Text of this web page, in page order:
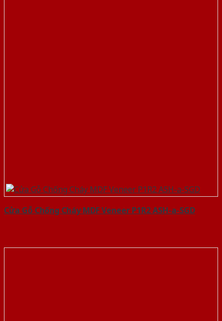
Cửa Gỗ Chống Cháy MDF Veneer P1R2 ASH-a-SGD